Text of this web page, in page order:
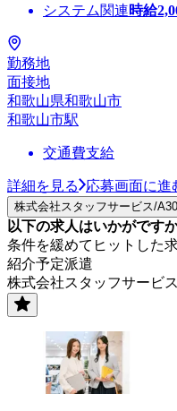
システム関連時給
勤務地
面接地
和歌山県和歌山市
和歌山市駅
交通費支給
詳細を見る 応募画面に進
株式会社スタッフサービス/
以下の求人はいかがです
条件を緩めてヒットした
紹介予定派遣
株式会社スタッフサービ